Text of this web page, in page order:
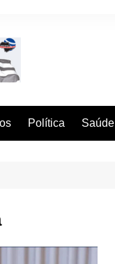
Política Saúde